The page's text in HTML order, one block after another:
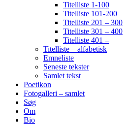
Titelliste 1-100
Titelliste 101-200
Titelliste 201 – 300
Titelliste 301 – 400
Titelliste 401 –
Titelliste – alfabetisk
Emneliste
Seneste tekster
Samlet tekst
Poetikon
Fotogalleri – samlet
Søg
Om
Bio